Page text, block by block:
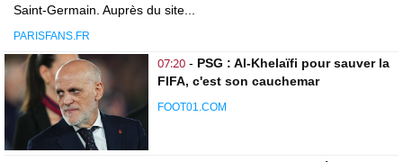
Saint-Germain. Auprès du site...
PARISFANS.FR
07:20 - PSG : Al-Khelaïfi pour sauver la
FIFA, c'est son cauchemar
FOOT01.COM